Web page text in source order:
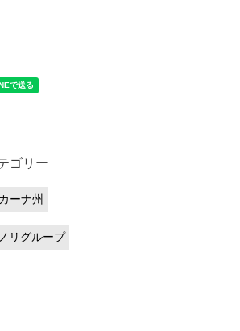
ゴリー
ーナ州
リグループ